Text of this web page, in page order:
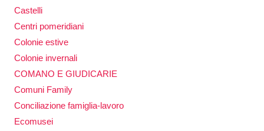
Castelli
Centri pomeridiani
Colonie estive
Colonie invernali
COMANO E GIUDICARIE
Comuni Family
Conciliazione famiglia-lavoro
Ecomusei